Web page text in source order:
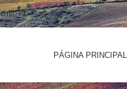
PÁGINA PRINCIPAL